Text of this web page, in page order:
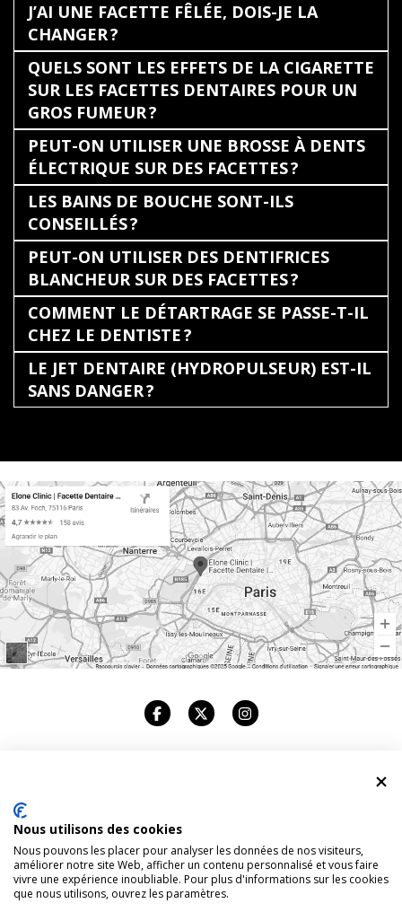
J’AI UNE FACETTE FÊLÉE, DOIS-JE LA
CHANGER ?
QUELS SONT LES EFFETS DE LA CIGARETTE
SUR LES FACETTES DENTAIRES POUR UN
GROS FUMEUR ?
PEUT-ON UTILISER UNE BROSSE À DENTS
ÉLECTRIQUE SUR DES FACETTES ?
LES BAINS DE BOUCHE SONT-ILS
CONSEILLÉS ?
PEUT-ON UTILISER DES DENTIFRICES
BLANCHEUR SUR DES FACETTES ?
COMMENT LE DÉTARTRAGE SE PASSE-T-IL
CHEZ LE DENTISTE ?
LE JET DENTAIRE (HYDROPULSEUR) EST-IL
SANS DANGER ?
CABINET DENTAIRE
83, AVENUE FOCH. 75116 PARIS
Nous utilisons des cookies
Nous pouvons les placer pour analyser les données de nos visiteurs,
améliorer notre site Web, afficher un contenu personnalisé et vous faire
vivre une expérience inoubliable. Pour plus d'informations sur les cookies
que nous utilisons, ouvrez les paramètres.